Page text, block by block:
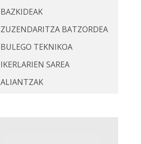
BAZKIDEAK
ZUZENDARITZA BATZORDEA
BULEGO TEKNIKOA
IKERLARIEN SAREA
ALIANTZAK